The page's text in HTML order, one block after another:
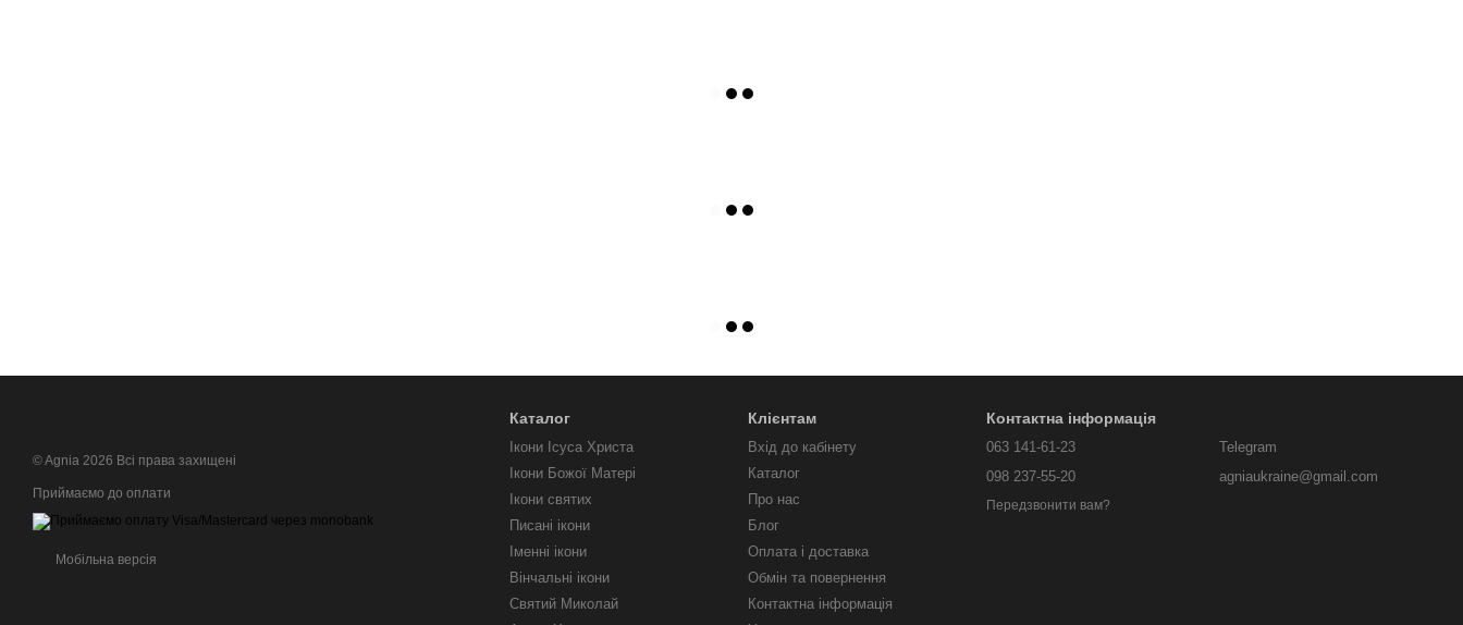
© Agnia 2026 Всі права захищені
Приймаємо до оплати
Мобільна версія
Каталог
Ікони Ісуса Христа
Ікони Божої Матері
Ікони святих
Писані ікони
Іменні ікони
Вінчальні ікони
Святий Миколай
Клієнтам
Вхід до кабінету
Каталог
Про нас
Блог
Оплата і доставка
Обмін та повернення
Контактна інформація
Контактна інформація
063 141-61-23
098 237-55-20
Передзвонити вам?
Telegram
agniaukraine@gmail.com